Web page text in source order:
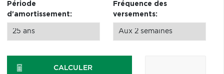
Période
d'amortissement:
Fréquence des
versements:
CALCULER